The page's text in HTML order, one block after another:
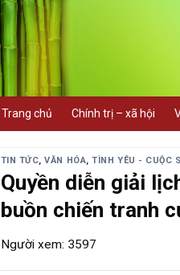
Trang chủ Chính trị – xã hội
TIN TỨC,VĂN HÓA,TÌNH YÊU - CUỘC
Quyền diễn giải
buồn chiến tranh
Người xem: 3597